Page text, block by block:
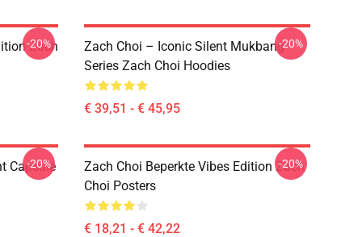
Zach
-20%
Zach Choi – Iconic Silent Mukbang
Series Zach Choi Hoodies
€ 39,51 - € 45,95
-20%
Capsule
-20%
Zach Choi Beperkte Vibes Edition Zach
Choi Posters
€ 18,21 - € 42,22
-20%